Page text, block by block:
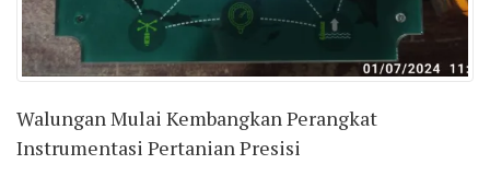
Walungan Mulai Kembangkan Perangkat
Instrumentasi Pertanian Presisi